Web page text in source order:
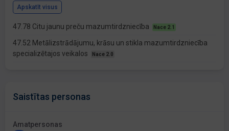
Apskatīt visus
47.78 Citu jaunu preču mazumtirdzniecība Nace 2.1
47.52 Metālizstrādājumu, krāsu un stikla mazumtirdzniecība
specializētajos veikalos
Nace 2.0
Saistītas personas
Amatpersonas